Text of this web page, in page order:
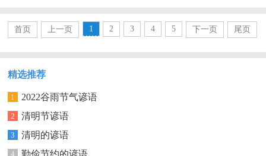
首页 上一页 1 2 3 4 5 下一页 尾页
精选推荐
1 2022谷雨节气谚语
2 清明节谚语
3 清明的谚语
4 勤俭节约的谚语